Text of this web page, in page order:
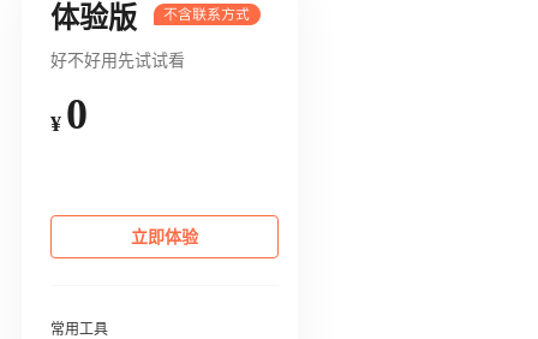
体验版
好不好用先试试看
¥ 0
立即体验
常用工具